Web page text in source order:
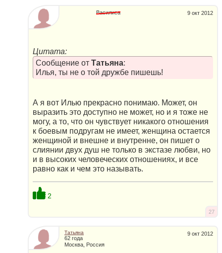
9 окт 2012
Василиса
Цитата:
Сообщение от Татьяна:
Илья, ты не о той дружбе пишешь!
А я вот Илью прекрасно понимаю. Может, он
выразить это доступно не может, но и я тоже не
могу, а то, что он чувствует никакого отношения
к боевым подругам не имеет, женщина остается
женщиной и внешне и внутренне, он пишет о
слиянии двух душ не только в экстазе любви, но
и в высоких человеческих отношениях, и все
равно как и чем это называть.
2
27
9 окт 2012
Татьяна
62 года
Москва, Россия